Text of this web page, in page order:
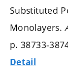
Substituted
Monolayers.
p. 38733-
Detail